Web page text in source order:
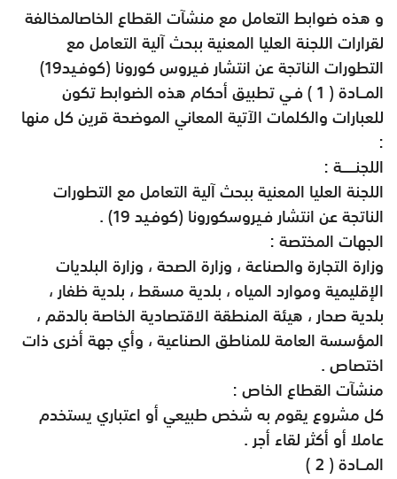
و هذه ضوابط التعامل مع منشآت القطاع الخاصالمخالفة
لقرارات اللجنة العليا المعنية ببحث آلية التعامل مع
التطورات الناتجة عن انتشار فـيروس كورونا (كوفـيد19)
المــادة ( 1 ) فـي تطبيق أحكام هذه الضوابط تكون
للعبارات والكلمات الآتية المعاني الموضحة قرين كل منها
:
اللجنـــــة :
اللجنة العليا المعنية ببحث آلية التعامل مع التطورات
الناتجة عن انتشار فـيروسكورونا (كوفـيد 19) .
الجهات المختصة :
وزارة التجارة والصناعة ، وزارة الصحة ، وزارة البلديات
الإقليمية وموارد المياه ، بلدية مسقط ، بلدية ظفار ،
بلدية صحار ، هيئة المنطقة الاقتصادية الخاصة بالدقم ،
المؤسسة العامة للمناطق الصناعية ، وأي جهة أخرى ذات
اختصاص .
منشآت القطاع الخاص :
كل مشروع يقوم به شخص طبيعي أو اعتباري يستخدم
عاملا أو أكثر لقاء أجر .
المــادة ( 2 )